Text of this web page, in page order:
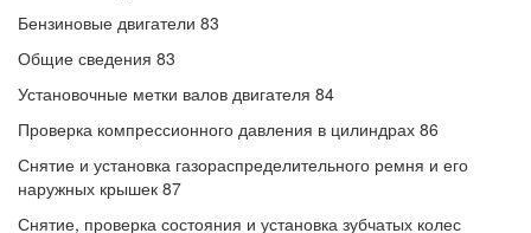
Бензиновые двигатели 83
Общие сведения 83
Установочные метки валов двигателя 84
Проверка компрессионного давления в цилиндрах 86
Снятие и установка газораспределительного ремня и его
наружных крышек 87
Снятие, проверка состояния и установка зубчатых колес